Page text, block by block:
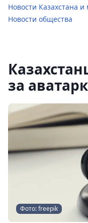
Новости Казахстана
Новости общества
за
Фото: freepik